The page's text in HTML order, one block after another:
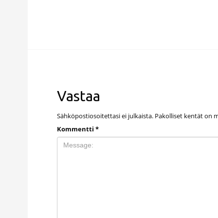
Vastaa
Sähköpostiosoitettasi ei julkaista. Pakolliset kentät on
Kommentti *